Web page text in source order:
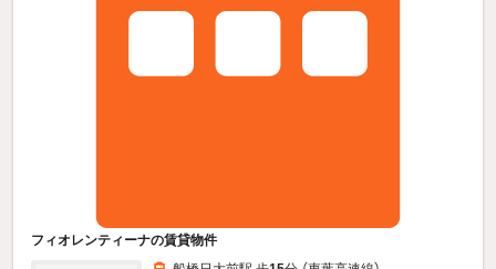
フィオレンティーナの賃貸物件